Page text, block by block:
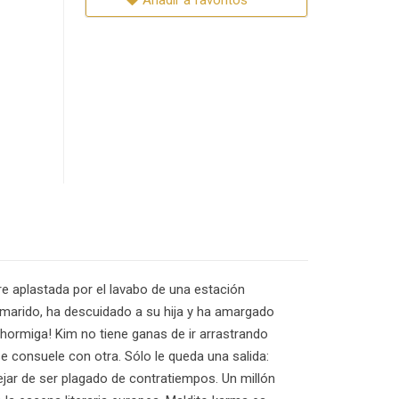
aplastada por el lavabo de una estación
ha descuidado a su hija y ha amargado
Kim no tiene ganas de ir arrastrando
consuele con otra. Sólo le queda una salida:
de ser plagado de contratiempos. Un millón